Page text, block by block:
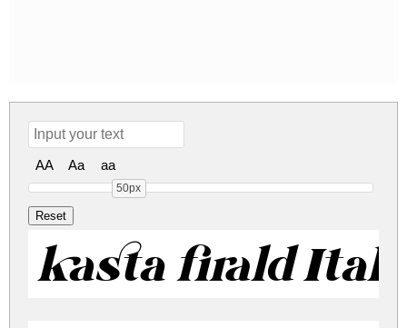
AA Aa aa
50px
kasta firald